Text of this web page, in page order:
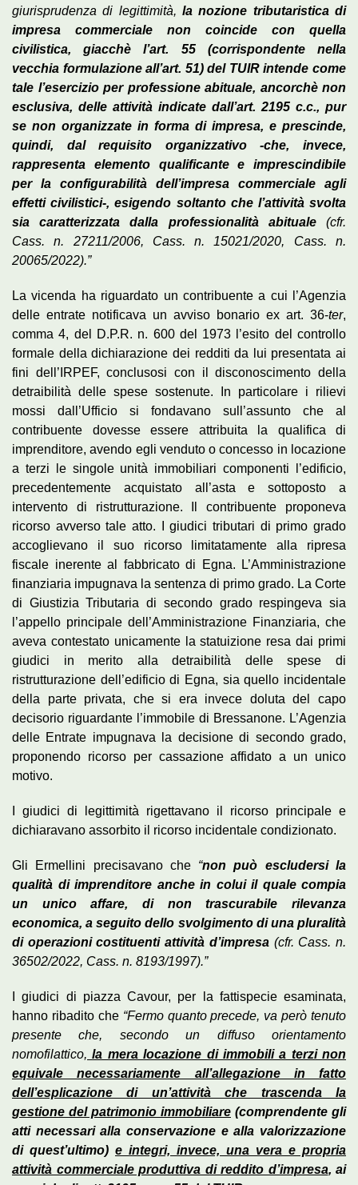
giurisprudenza di legittimità, la nozione tributaristica di
impresa commerciale non coincide con quella
civilistica, giacchè l’art. 55 (corrispondente nella
vecchia formulazione all’art. 51) del TUIR intende come
tale l’esercizio per professione abituale, ancorchè non
esclusiva, delle attività indicate dall’art. 2195 c.c., pur
se non organizzate in forma di impresa, e prescinde,
quindi, dal requisito organizzativo -che, invece,
rappresenta elemento qualificante e imprescindibile
per la configurabilità dell’impresa commerciale agli
effetti civilistici-, esigendo soltanto che l’attività svolta
sia caratterizzata dalla professionalità abituale(cfr.
Cass. n. 27211/2006, Cass. n. 15021/2020, Cass. n.
20065/2022).”
La vicenda ha riguardato un contribuente a cui l’Agenzia
delle entrate notificava un avviso bonario ex art. 36-ter,
comma 4, del D.P.R. n. 600 del 1973 l’esito del controllo
formale della dichiarazione dei redditi da lui presentata ai
fini dell’IRPEF, conclusosi con il disconoscimento della
detraibilità delle spese sostenute. In particolare i rilievi
mossi dall’Ufficio si fondavano sull’assunto che al
contribuente dovesse essere attribuita la qualifica di
imprenditore, avendo egli venduto o concesso in locazione
a terzi le singole unità immobiliari componenti l’edificio,
precedentemente acquistato all’asta e sottoposto a
intervento di ristrutturazione. Il contribuente proponeva
ricorso avverso tale atto. I giudici tributari di primo grado
accoglievano il suo ricorso limitatamente alla ripresa
fiscale inerente al fabbricato di Egna. L’Amministrazione
finanziaria impugnava la sentenza di primo grado. La Corte
di Giustizia Tributaria di secondo grado respingeva sia
l’appello principale dell’Amministrazione Finanziaria, che
aveva contestato unicamente la statuizione resa dai primi
giudici in merito alla detraibilità delle spese di
ristrutturazione dell’edificio di Egna, sia quello incidentale
della parte privata, che si era invece doluta del capo
decisorio riguardante l’immobile di Bressanone. L’Agenzia
delle Entrate impugnava la decisione di secondo grado,
proponendo ricorso per cassazione affidato a un unico
motivo.
I giudici di legittimità rigettavano il ricorso principale e
dichiaravano assorbito il ricorso incidentale condizionato.
Gli Ermellini precisavano che “non può escludersi la
qualità di imprenditore anche in colui il quale compia
un unico affare, di non trascurabile rilevanza
economica, a seguito dello svolgimento di una pluralità
di operazioni costituenti attività d’impresa(cfr. Cass. n.
36502/2022, Cass. n. 8193/1997).”
I giudici di piazza Cavour, per la fattispecie esaminata,
hanno ribadito che “Fermo quanto precede, va però tenuto
presente che, secondo un diffuso orientamento
nomofilattico, la mera locazione di immobili a terzi non
equivale necessariamente all’allegazione in fatto
dell’esplicazione di un’attività che trascenda la
gestione del patrimonio immobiliare (comprendente gli
atti necessari alla conservazione e alla valorizzazione
di quest’ultimo) e integri, invece, una vera e propria
attività commerciale produttiva di reddito d’impresa, ai